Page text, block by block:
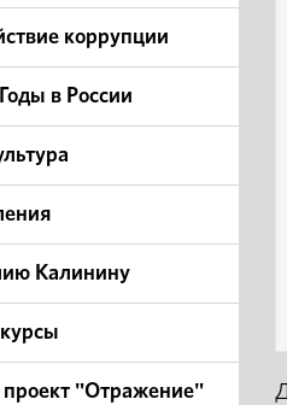
коррупции
в России
Калинину
"Отражение"